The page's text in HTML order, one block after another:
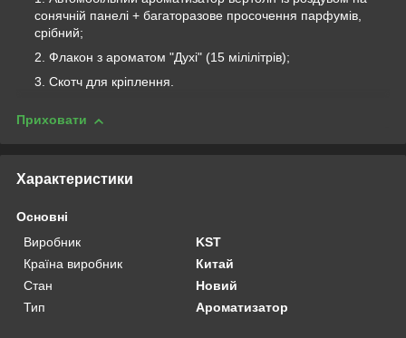
сонячній панелі + багаторазове просочення парфумів,
срібний;
Флакон з ароматом "Духі" (15 мілілітрів);
Скотч для кріплення.
Приховати
Характеристики
Основні
Виробник
KST
Країна виробник
Китай
Стан
Новий
Тип
Ароматизатор